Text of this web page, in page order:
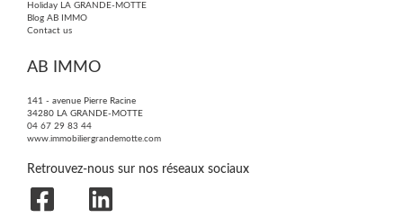
Holiday LA GRANDE-MOTTE
Blog AB IMMO
Contact us
AB IMMO
141 - avenue Pierre Racine
34280 LA GRANDE-MOTTE
04 67 29 83 44
www.immobiliergrandemotte.com
Retrouvez-nous sur nos réseaux sociaux